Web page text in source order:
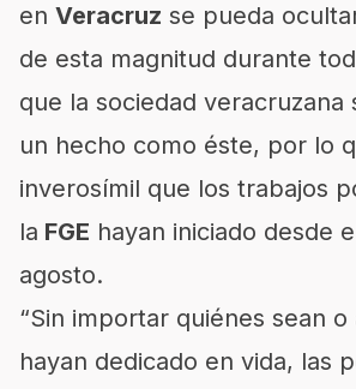
en Veracruz se pueda
de esta magnitud durante
que la sociedad veracruzana
un hecho como éste, por lo
inverosímil que los trabajos
la FGE hayan iniciado desde
agosto.
“Sin importar quiénes sean o
hayan dedicado en vida, las